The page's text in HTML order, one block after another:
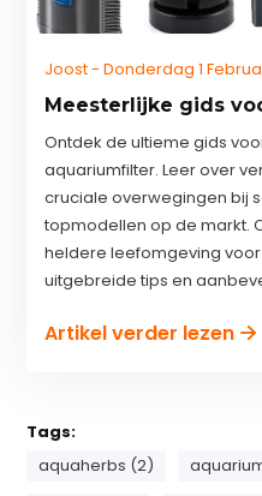
Joost - Donderdag 1
Meesterlijke gids
Ontdek de ultieme gids
aquariumfilter. Leer over
cruciale overwegingen bij
topmodellen op de markt.
heldere leefomgeving
uitgebreide tips en
Artikel verder lezen
Tags:
aquaherbs (2)